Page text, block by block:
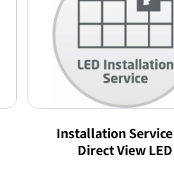
Installation
Direct View LED